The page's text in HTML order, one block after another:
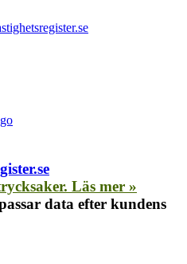
Läs mer »
data efter kundens